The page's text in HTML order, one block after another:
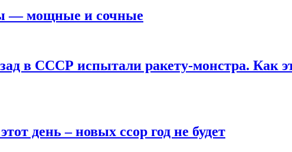
— мощные и сочные
в СССР испытали ракету-монстра. Как
день – новых ссор год не будет